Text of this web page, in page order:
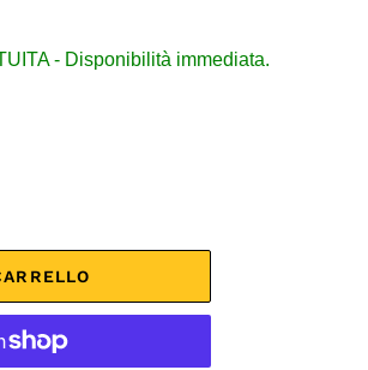
- Disponibilità immediata.